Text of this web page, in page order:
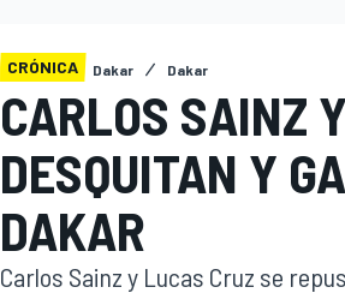
CRÓNICA Dakar Dakar
CARLOS SAINZ
DESQUITAN Y
DAKAR
Carlos Sainz y Lucas Cruz se